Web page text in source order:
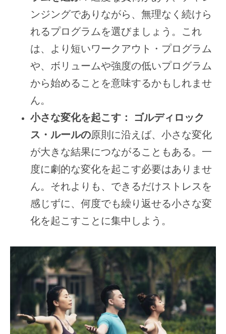
ンジングでありながら、無理なく続けら
れるプログラムを選びましょう。これ
は、より短いワークアウト・プログラム
や、ボリュームや強度の低いプログラム
から始めることを意味するかもしれませ
ん。
小さな変化を起こす： ゴルディロック
ス・ルールの原則に沿えば、小さな変化
が大きな結果につながることもある。一
度に劇的な変化を起こす必要はありませ
ん。それよりも、できるだけストレスを
感じずに、何度でも繰り返せる小さな変
化を起こすことに集中しよう。